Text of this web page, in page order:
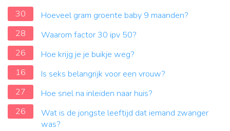
30
Hoeveel gram groente baby 9 maanden?
28
Waarom factor 30 ipv 50?
26
Hoe krijg je je buikje weg?
16
Is seks belangrijk voor een vrouw?
27
Hoe snel na inleiden naar huis?
26
Wat is de jongste leeftijd dat iemand zwanger
was?